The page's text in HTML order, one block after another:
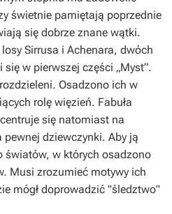
świetnie pamiętają poprzednie
się dobrze znane wątki.
Sirrusa i Achenara, dwóch
w pierwszej części „Myst”.
Osadzono ich w
rolę więzień. Fabuła
się natomiast na
dziewczynki. Aby ją
światów, w których osadzono
Musi zrozumieć motywy ich
mógł doprowadzić "śledztwo"